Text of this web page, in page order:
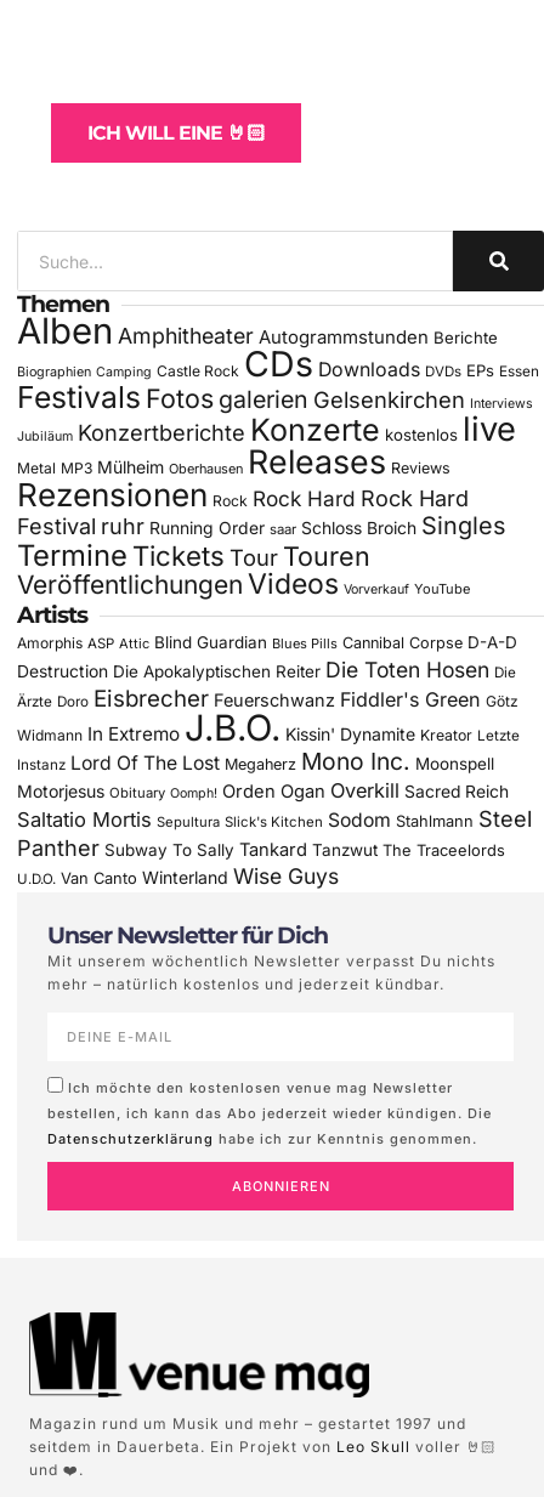
ICH WILL EINE 🤘🏻
Themen
Alben Amphitheater Autogrammstunden Berichte
Biographien Camping Castle Rock CDs Downloads DVDs EPs Essen
Festivals Fotos galerien Gelsenkirchen Interviews
Jubiläum Konzertberichte Konzerte kostenlos live
Metal MP3 Mülheim Oberhausen Releases Reviews
Rezensionen Rock Rock Hard Rock Hard
Festival ruhr Running Order saar Schloss Broich Singles
Termine Tickets Tour Touren
Veröffentlichungen Videos Vorverkauf YouTube
Artists
Amorphis ASP Attic Blind Guardian Blues Pills Cannibal Corpse D-A-D
Destruction Die Apokalyptischen Reiter Die Toten Hosen Die
Ärzte Doro Eisbrecher Feuerschwanz Fiddler's Green Götz
Widmann In Extremo J.B.O. Kissin' Dynamite Kreator Letzte
Instanz Lord Of The Lost Megaherz Mono Inc. Moonspell
Motorjesus Obituary Oomph! Orden Ogan Overkill Sacred Reich
Saltatio Mortis Sepultura Slick's Kitchen Sodom Stahlmann Steel
Panther Subway To Sally Tankard Tanzwut The Traceelords
U.D.O. Van Canto Winterland Wise Guys
Unser Newsletter für Dich
Mit unserem wöchentlich Newsletter verpasst Du nichts
mehr – natürlich kostenlos und jederzeit kündbar.
Ich möchte den kostenlosen venue mag Newsletter
bestellen, ich kann das Abo jederzeit wieder kündigen. Die
Datenschutzerklärung habe ich zur Kenntnis genommen.
ABONNIEREN
Magazin rund um Musik und mehr – gestartet 1997 und
seitdem in Dauerbeta. Ein Projekt von Leo Skull voller 🤘🏻
und ❤️.